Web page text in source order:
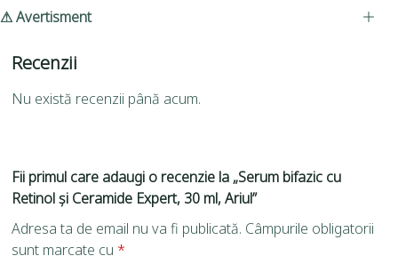
⚠ Avertisment
Recenzii
Nu există recenzii până acum.
Fii primul care adaugi o recenzie la „Serum bifazic cu
Retinol și Ceramide Expert, 30 ml, Ariul”
Adresa ta de email nu va fi publicată. Câmpurile obligatorii
sunt marcate cu *